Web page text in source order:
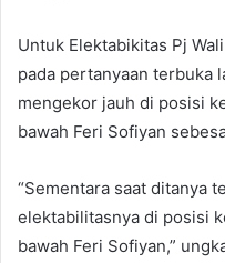
Untuk Elektabikitas Pj
pada pertanyaan terbuka
mengekor jauh di posisi
bawah Feri Sofiyan
“Sementara saat ditanya
elektabilitasnya di posisi
bawah Feri Sofiyan,”